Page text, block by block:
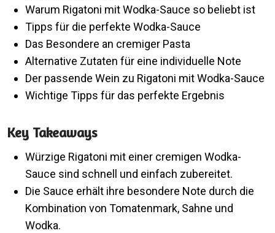
Warum Rigatoni mit Wodka-Sauce so beliebt ist
Tipps für die perfekte Wodka-Sauce
Das Besondere an cremiger Pasta
Alternative Zutaten für eine individuelle Note
Der passende Wein zu Rigatoni mit Wodka-Sauce
Wichtige Tipps für das perfekte Ergebnis
Key Takeaways
Würzige Rigatoni mit einer cremigen Wodka-
Sauce sind schnell und einfach zubereitet.
Die Sauce erhält ihre besondere Note durch die
Kombination von Tomatenmark, Sahne und
Wodka.